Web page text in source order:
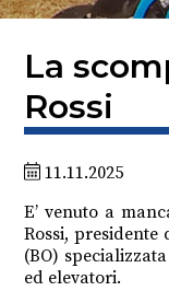
La
Rossi
11.11.2025
E’ venuto a
Rossi,
(BO)
ed elevatori.